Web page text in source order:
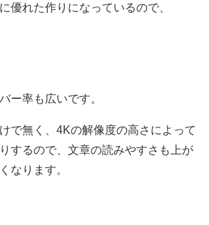
優れた作りになっているので、
ー率も広いです。
で無く、4Kの解像度の高さによって
するので、文章の読みやすさも上が
なります。